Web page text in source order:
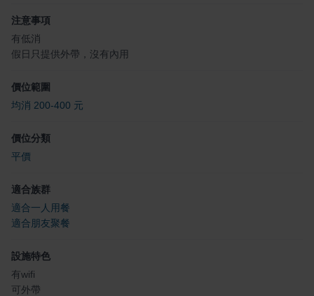
注意事項
有低消
假日只提供外帶，沒有內用
價位範圍
均消 200-400 元
價位分類
平價
適合族群
適合一人用餐
適合朋友聚餐
設施特色
有wifi
可外帶